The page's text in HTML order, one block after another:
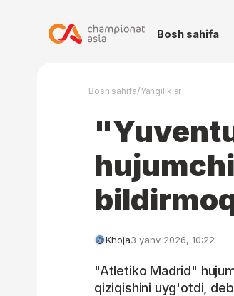
Bosh sahifa
Bosh sahifa/Yangiliklar
Khoja3 yanv 2026, 10:22
"Atletiko Madrid"
qiziqishini uyg'otdi,